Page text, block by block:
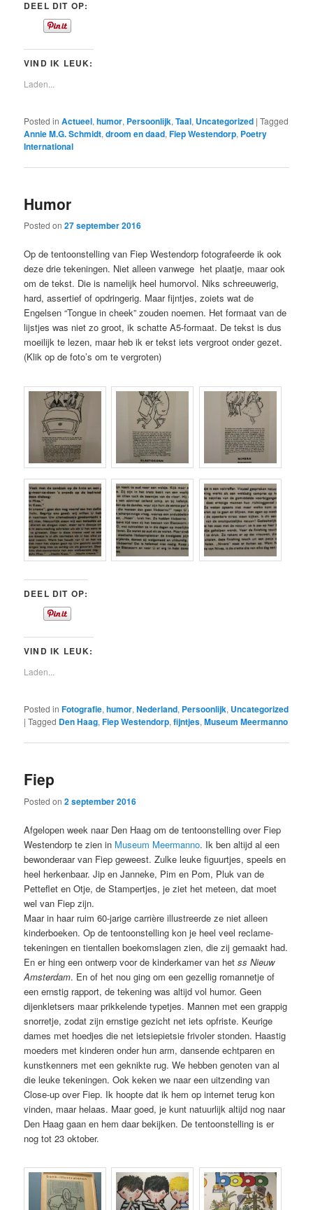
DEEL DIT OP:
VIND IK LEUK:
Laden...
Posted in Actueel,humor, Persoonlijk,Taal, Uncategorized |Tagged
Annie M.G. Schmidt,droom en daad,Fiep Westendorp, Poetry
International
Humor
Posted on27 september 2016
Op de tentoonstelling van Fiep Westendorp fotografeerde ik ook
deze drie tekeningen. Niet alleen vanwege het plaatje, maar ook
om de tekst. Die is namelijk heel humorvol. Niks schreeuwerig,
hard, assertief of opdringerig. Maar fijntjes, zoiets wat de
Engelsen “Tongue in cheek” zouden noemen. Het formaat van de
lijstjes was niet zo groot, ik schatte A5-formaat. De tekst is dus
moeilijk te lezen, maar heb ik er tekst iets vergroot onder gezet.
(Klik op de foto’s om te vergroten)
DEEL DIT OP:
VIND IK LEUK:
Laden...
Posted in Fotografie,humor,Nederland, Persoonlijk, Uncategorized
|Tagged Den Haag,Fiep Westendorp,fijntjes,Museum Meermanno
Fiep
Posted on2 september 2016
Afgelopen week naar Den Haag om de tentoonstelling over Fiep
Westendorp te zien in Museum Meermanno. Ik ben altijd al een
bewonderaar van Fiep geweest. Zulke leuke figuurtjes, speels en
heel herkenbaar. Jip en Janneke, Pim en Pom, Pluk van de
Petteflet en Otje, de Stampertjes, je ziet het meteen, dat moet
wel van Fiep zijn.
Maar in haar ruim 60-jarige carrière illustreerde ze niet alleen
kinderboeken. Op de tentoonstelling kon je heel veel reclame-
tekeningen en tientallen boekomslagen zien, die zij gemaakt had.
En er hing een ontwerp voor de kinderkamer van hetss Nieuw
Amsterdam. En of het nou ging om een gezellig romannetje of
een ernstig rapport, de tekening was altijd vol humor. Geen
dijenkletsers maar prikkelende typetjes. Mannen met een grappig
snorretje, zodat zijn ernstige gezicht net iets opfriste. Keurige
dames met hoedjes die net ietsiepietsie frivoler stonden. Haastig
moeders met kinderen onder hun arm, dansende echtparen en
kunstkenners met een geknikte rug. We hebben genoten van al
die leuke tekeningen. Ook keken we naar een uitzending van
Close-up over Fiep. Ik hoopte dat ik hem op internet terug kon
vinden, maar helaas. Maar goed, je kunt natuurlijk altijd nog naar
Den Haag gaan en hem daar bekijken. De tentoonstelling is er
nog tot 23 oktober.